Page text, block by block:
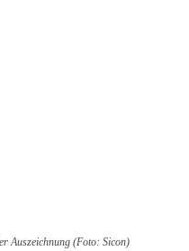
Auszeichnung (Foto: Sicon)